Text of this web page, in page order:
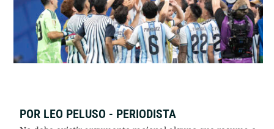
POR LEO PELUSO - PERIODISTA